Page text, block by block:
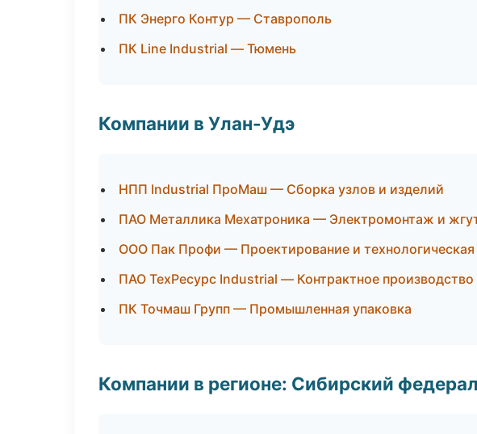
ПК Энерго Контур — Ставрополь
ПК Line Industrial — Тюмень
Компании в Улан-Удэ
НПП Industrial ПроМаш — Сборка узлов и изделий
ПАО Металлика Мехатроника — Электромонтаж и
ООО Пак Профи — Проектирование и технологическая
ПАО ТехРесурс Industrial — Контрактное производство
ПК Точмаш Групп — Промышленная упаковка
Компании в регионе: Сибирский